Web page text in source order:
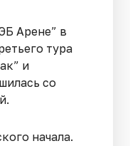
Арене” в
тура
и
со
начала.